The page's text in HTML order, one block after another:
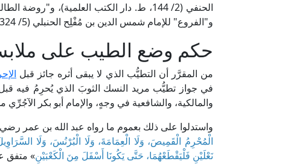
و"الفروع" للإمام شمس الدين بن مُفْلِح الحنبلي (5/ 324، ط. مؤسسة الرسالة).
حكم وضع الطيب على
من المقرَّر أن التطيُّب الذي لا يبقى أثره جائز قبل
في جواز تطيُّب مريد النسك الثوبَ الذي يُحرِمُ فيه قبل
والمالكية، والشافعية في وجهٍ، والإمام أبو بكر الآجُرِّي
واستدلوا على ذلك بعموم ما رواه عبد الله بن عمر
الْمُحْرِمُ الْقَمِيصَ، وَلَا الْعِمَامَةَ، وَلَا الْبُرْنُسَ، وَلَا
نَعْلَيْنِ فَلْيَقْطَعْهُمَا، حَتَّى يَكُونَا أَسْفَلَ مِنَ الْكَعْبَيْنِ» متفق